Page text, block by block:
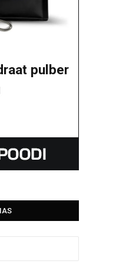
pulber